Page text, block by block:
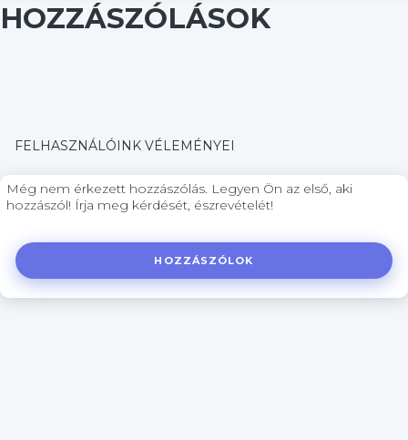
HOZZÁSZÓLÁSOK
FELHASZNÁLÓINK VÉLEMÉNYEI
Még nem érkezett hozzászólás. Legyen Ön az első, aki
hozzászól! Írja meg kérdését, észrevételét!
HOZZÁSZÓLOK